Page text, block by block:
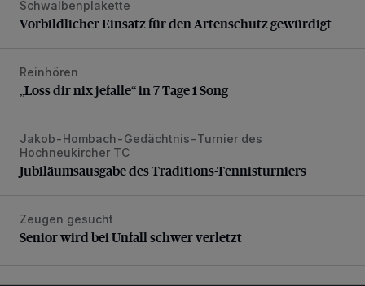
Schwalbenplakette
Vorbildlicher Einsatz für den Artenschutz gewürdigt
„Loss dir nix jefalle“ in 7 Tage 1 Song
Reinhören
„Loss dir nix jefalle“ in 7 Tage 1 Song
Jubiläumsausgabe des Traditions-Tennisturniers
Jakob-Hombach-Gedächtnis-Turnier des
Hochneukircher TC
Jubiläumsausgabe des Traditions-Tennisturniers
Senior wird bei Unfall schwer verletzt
Zeugen gesucht
Senior wird bei Unfall schwer verletzt